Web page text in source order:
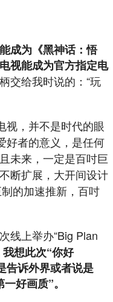
成为《黑神话：悟
视能成为官方指定电
交给我时说的：“玩
，并不是时代的眼
好者的意义，是任何
未来，一定是百吋巨
断扩展，大开间设计
的加速推新，百吋
线上举办“Big Plan
想此次“你好
告诉外界或者说是
好画质”。